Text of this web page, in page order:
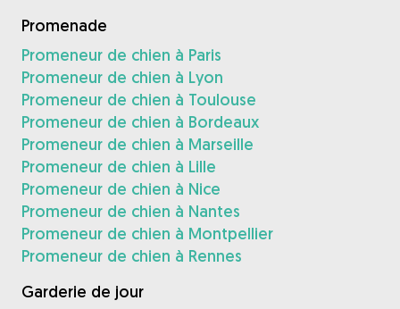
Promenade
Promeneur de chien à Paris
Promeneur de chien à Lyon
Promeneur de chien à Toulouse
Promeneur de chien à Bordeaux
Promeneur de chien à Marseille
Promeneur de chien à Lille
Promeneur de chien à Nice
Promeneur de chien à Nantes
Promeneur de chien à Montpellier
Promeneur de chien à Rennes
Garderie de jour